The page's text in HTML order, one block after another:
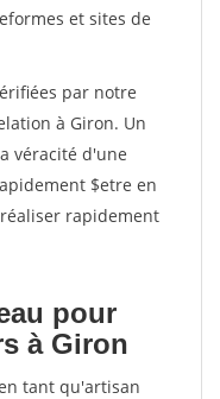
et sites de
par notre
à Giron. Un
véracité d'une
$etre en
rapidement
pour
à Giron
tant qu'artisan